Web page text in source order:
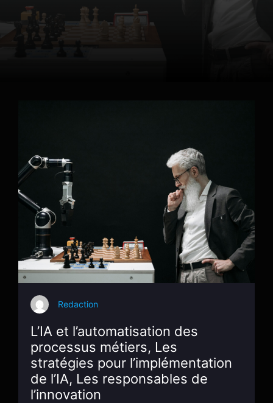
Redaction
L’IA et l’automatisation des
processus métiers, Les
stratégies pour l’implémentation
de l’IA, Les responsables de
l’innovation